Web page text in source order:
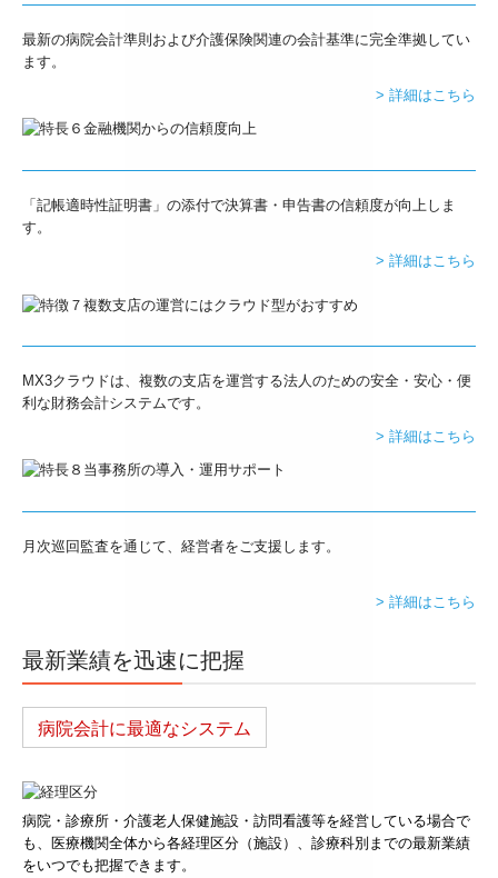
最新の病院会計準則および介護保険関連の会計基準に完全準拠してい
ます。
> 詳細はこちら
「記帳適時性証明書」の添付で決算書・申告書の信頼度が向上しま
す。
> 詳細はこちら
MX3クラウドは、複数の支店を運営する法人のための安全・安心・便
利な財務会計システムです。
> 詳細はこちら
月次巡回監査を通じて、経営者をご支援します。
> 詳細はこちら
最新業績を迅速に把握
病院会計に最適なシステム
病院・診療所・介護老人保健施設・訪問看護等を経営している場合で
も、医療機関全体から各経理区分（施設）、診療科別までの最新業績
をいつでも把握できます。